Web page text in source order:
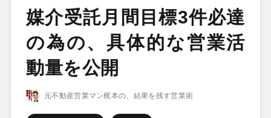
媒介受託月間目標3件必達
の為の、具体的な営業活
動量を公開
元不動産営業マン梶本の、結果を残す営業術